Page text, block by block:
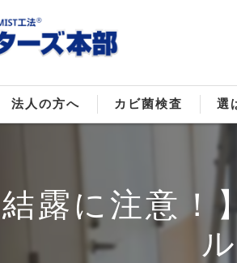
り
法人の方へ
倉庫･工場のカビ取り
カビ菌検査 選
ご
結露に注意